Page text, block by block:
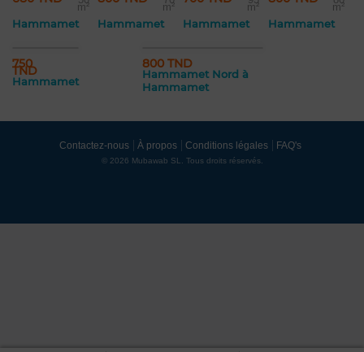
m²
Hammamet
m²
Hammamet
m²
Hammamet
m²
Hammamet
750
TND
Hammamet
800 TND
Hammamet Nord à
Hammamet
Contactez-nous À propos Conditions légales FAQ's
© 2026 Mubawab SL. Tous droits réservés.